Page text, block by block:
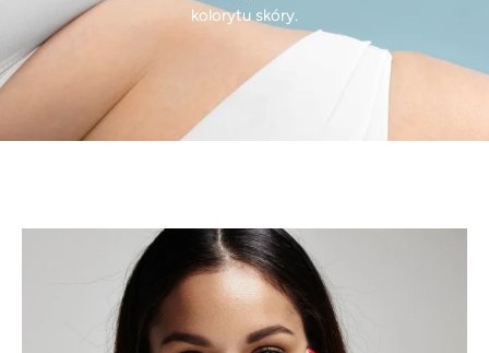
kolorytu skóry.